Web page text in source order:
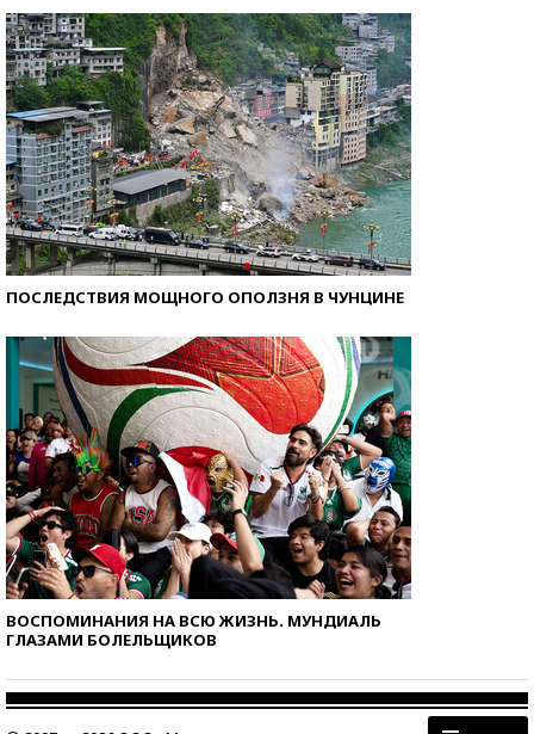
ПОСЛЕДСТВИЯ МОЩНОГО ОПОЛЗНЯ В ЧУНЦИНЕ
ВОСПОМИНАНИЯ НА ВСЮ ЖИЗНЬ. МУНДИАЛЬ
ГЛАЗАМИ БОЛЕЛЬЩИКОВ